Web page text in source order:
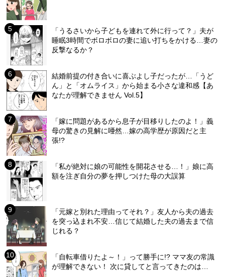
「うるさいから子どもを連れて外に行って？」夫が
睡眠3時間でボロボロの妻に追い打ちをかける…妻の
反撃なるか？
結婚前提の付き合いに喜ぶよし子だったが…「うど
ん」と「オムライス」から始まる小さな違和感【あ
なたが理解できません Vol.5】
「嫁に問題があるから息子が目移りしたのよ！」義
母の驚きの見解に唖然…嫁の高学歴が原因だと主
張!?
「私が絶対に娘の可能性を開花させる…！」娘に高
額を注ぎ自分の夢を押しつけた母の大誤算
「元嫁と別れた理由ってそれ？」友人から夫の過去
を突っ込まれ不安…信じて結婚した夫の過去まで信
じれる？
「自転車借りたよ～！」って勝手に!? ママ友の常識
が理解できない！ 次に貸してと言ってきたのは…